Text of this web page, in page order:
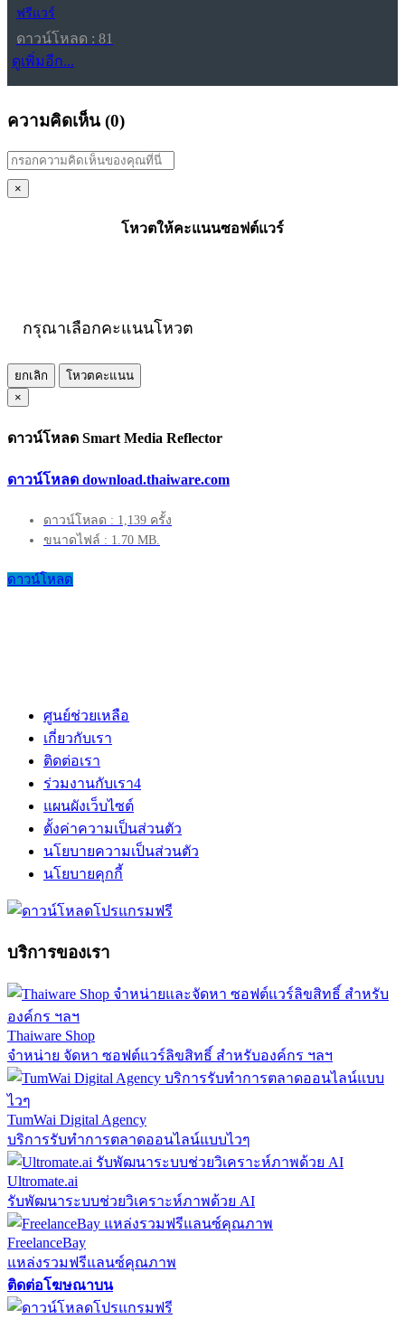
ฟรีแวร์
ดาวน์โหลด : 81
ดูเพิ่มอีก...
ความคิดเห็น (0)
×
โหวตให้คะแนนซอฟต์แวร์
กรุณาเลือกคะแนนโหวต
ยกเลิก
โหวตคะแนน
×
ดาวน์โหลด Smart Media Reflector
ดาวน์โหลด download.thaiware.com
ดาวน์โหลด : 1,139 ครั้ง
ขนาดไฟล์ : 1.70 MB.
ดาวน์โหลด
ศูนย์ช่วยเหลือ
เกี่ยวกับเรา
ติดต่อเรา
ร่วมงานกับเรา4
แผนผังเว็บไซต์
ตั้งค่าความเป็นส่วนตัว
นโยบายความเป็นส่วนตัว
นโยบายคุกกี้
บริการของเรา
Thaiware Shop
จำหน่าย จัดหา ซอฟต์แวร์ลิขสิทธิ์ สำหรับองค์กร ฯลฯ
TumWai Digital Agency
บริการรับทำการตลาดออนไลน์แบบไวๆ
Ultromate.ai
รับพัฒนาระบบช่วยวิเคราะห์ภาพด้วย AI
FreelanceBay
แหล่งรวมฟรีแลนซ์คุณภาพ
ติดต่อโฆษณาบน